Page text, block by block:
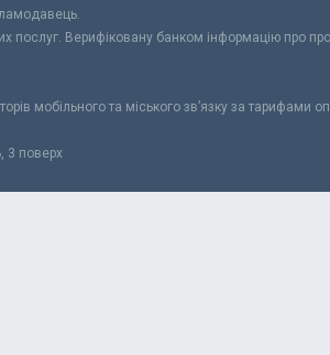
послуг. Верифіковану банком інформацію про
мобільного та міського зв’язку за тарифами
3 поверх